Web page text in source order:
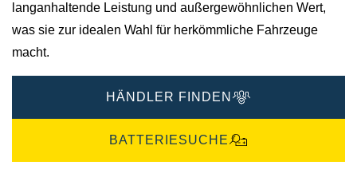
langanhaltende Leistung und außergewöhnlichen Wert,
was sie zur idealen Wahl für herkömmliche Fahrzeuge
macht.
HÄNDLER FINDEN
BATTERIESUCHE